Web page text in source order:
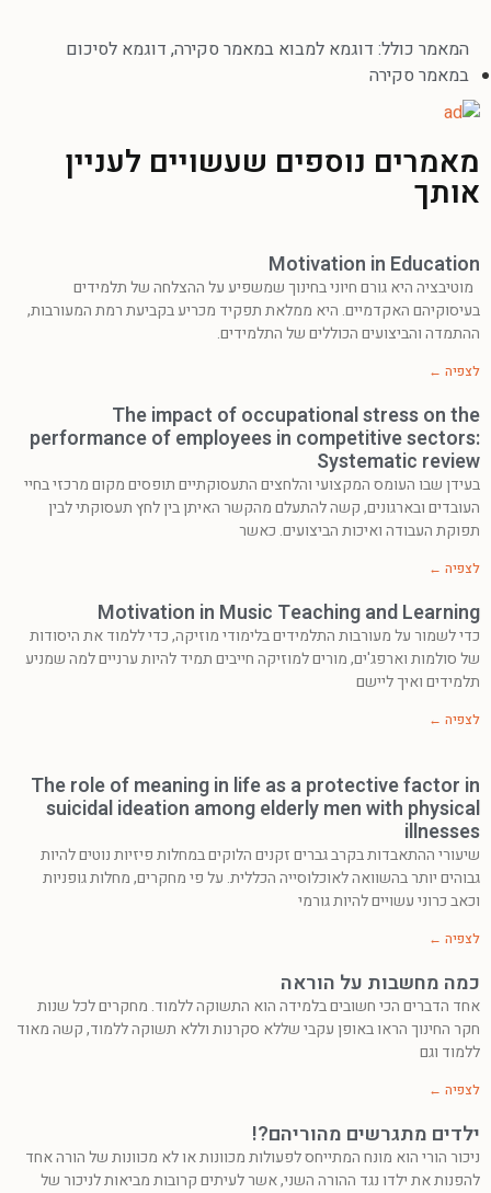
המאמר כולל: דוגמא למבוא במאמר סקירה, דוגמא לסיכום
במאמר סקירה
מאמרים נוספים שעשויים לעניין
אותך
Motivation in Education
מוטיבציה היא גורם חיוני בחינוך שמשפיע על ההצלחה של תלמידים
בעיסוקיהם האקדמיים. היא ממלאת תפקיד מכריע בקביעת רמת המעורבות,
ההתמדה והביצועים הכוללים של התלמידים.
לצפיה ←
The impact of occupational stress on the
performance of employees in competitive sectors:
Systematic review
בעידן שבו העומס המקצועי והלחצים התעסוקתיים תופסים מקום מרכזי בחיי
העובדים ובארגונים, קשה להתעלם מהקשר האיתן בין לחץ תעסוקתי לבין
תפוקת העבודה ואיכות הביצועים. כאשר
לצפיה ←
Motivation in Music Teaching and Learning
כדי לשמור על מעורבות התלמידים בלימודי מוזיקה, כדי ללמוד את היסודות
של סולמות וארפג'ים, מורים למוזיקה חייבים תמיד להיות ערניים למה שמניע
תלמידים ואיך ליישם
לצפיה ←
The role of meaning in life as a protective factor in
suicidal ideation among elderly men with physical
illnesses
שיעורי ההתאבדות בקרב גברים זקנים הלוקים במחלות פיזיות נוטים להיות
גבוהים יותר בהשוואה לאוכלוסייה הכללית. על פי מחקרים, מחלות גופניות
וכאב כרוני עשויים להיות גורמי
לצפיה ←
כמה מחשבות על הוראה
אחד הדברים הכי חשובים בלמידה הוא התשוקה ללמוד. מחקרים לכל שנות
חקר החינוך הראו באופן עקבי שללא סקרנות וללא תשוקה ללמוד, קשה מאוד
ללמוד וגם
לצפיה ←
ילדים מתגרשים מהוריהם?!
ניכור הורי הוא מונח המתייחס לפעולות מכוונות או לא מכוונות של הורה אחד
להפנות את ילדו נגד ההורה השני, אשר לעיתים קרובות מביאות לניכור של